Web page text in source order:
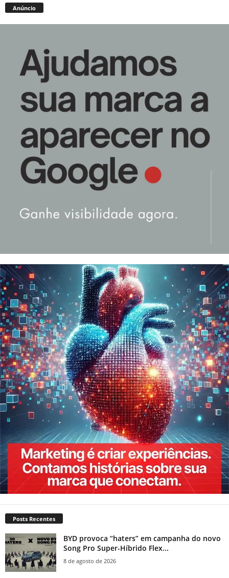
Anúncio
Posts Recentes
BYD provoca “haters” em campanha do novo
Song Pro Super-Híbrido Flex...
8 de agosto de 2026